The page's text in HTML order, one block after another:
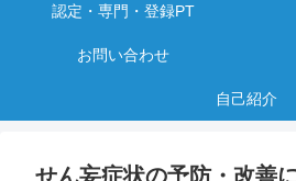
認定・専門・登録PT
お問い合わせ
自己紹介
せん妄症状の予防・改善